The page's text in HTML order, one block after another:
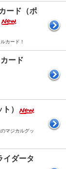
ード（ポ
カード！
ード
）
マジカルグッ
イダータ